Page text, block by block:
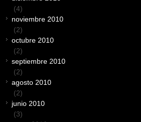
(4)
noviembre 2010
(2)
octubre 2010
(2)
septiembre 2010
(2)
agosto 2010
(2)
junio 2010
(3)